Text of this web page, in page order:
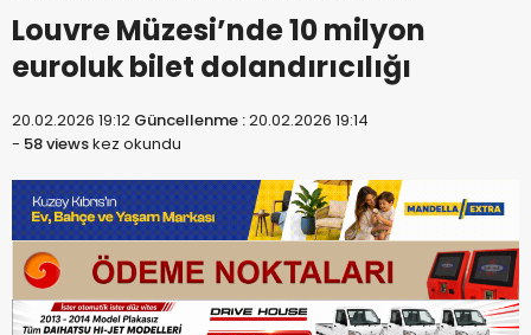
Louvre Müzesi’nde 10 milyon
euroluk bilet dolandırıcılığı
20.02.2026 19:12 Güncellenme :20.02.2026 19:14
- 58 viewskez okundu